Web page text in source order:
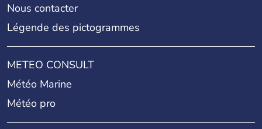
Nous contacter
Légende des pictogrammes
METEO CONSULT
Météo Marine
Météo pro